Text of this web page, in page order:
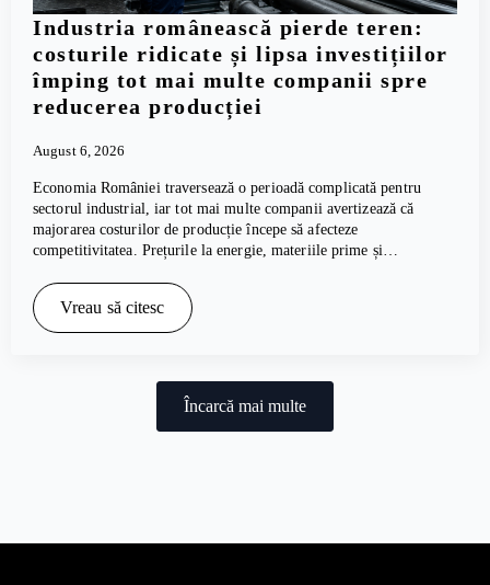
Industria românească pierde teren:
costurile ridicate și lipsa investițiilor
împing tot mai multe companii spre
reducerea producției
August 6, 2026
Economia României traversează o perioadă complicată pentru
sectorul industrial, iar tot mai multe companii avertizează că
majorarea costurilor de producție începe să afecteze
competitivitatea. Prețurile la energie, materiile prime și…
Vreau să citesc
Încarcă mai multe